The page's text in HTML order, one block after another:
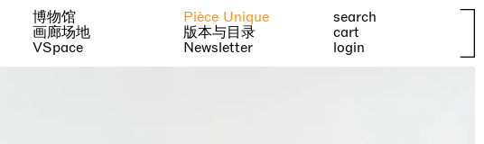
博物馆
画廊场地
VSpace
Pièce Unique
版本与目录
Newsletter
search
cart
login